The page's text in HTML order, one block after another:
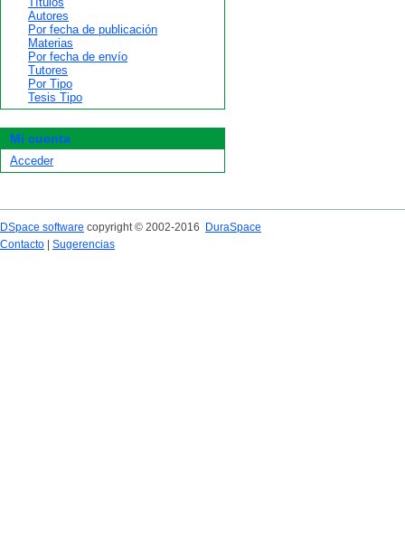
Autores
Por fecha de publicación
Materias
Por fecha de envío
Tutores
Por Tipo
Tesis Tipo
Mi cuenta
Acceder
DSpace software copyright © 2002-2016
DuraSpace
Contacto
Sugerencias